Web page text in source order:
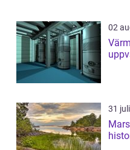
02
31